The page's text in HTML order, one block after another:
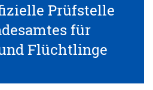
Prüfstelle
für
Flüchtlinge